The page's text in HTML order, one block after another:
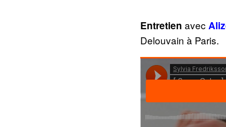
Entretien avec
Delouvain à Paris.